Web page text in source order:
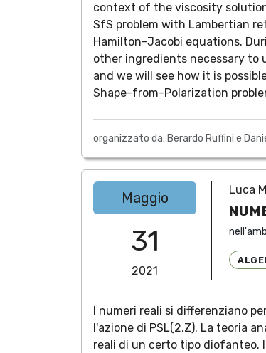
context of the viscosity
SfS problem with Lambertian
Hamilton-Jacobi equations.
other ingredients necessary to
and we will see how it is
Shape-from-Polarization
organizzato da: Berardo Ruffini e
Maggio
31
2021
Luca
I numeri reali si differenziano
l'azione di PSL(2,Z). La teoria
reali di un certo tipo diofanteo.